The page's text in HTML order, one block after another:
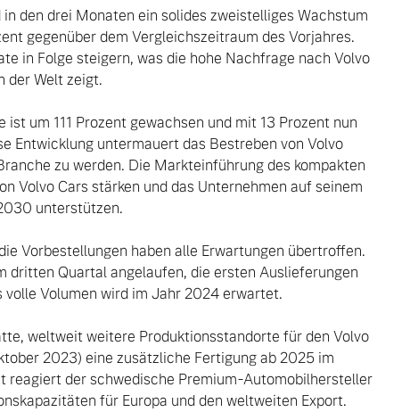
gegenüber dem Vergleichszeitraum des Vorjahres.
in Folge steigern, was die hohe Nachfrage nach Volvo
der Welt zeigt.
um 111 Prozent gewachsen und mit 13 Prozent nun
Entwicklung untermauert das Bestreben von Volvo
zu werden. Die Markteinführung des kompakten
Volvo Cars stärken und das Unternehmen auf seinem
unterstützen.
dritten Quartal angelaufen, die ersten Auslieferungen
Volumen wird im Jahr 2024 erwartet.
2023) eine zusätzliche Fertigung ab 2025 im
reagiert der schwedische Premium-Automobilhersteller
für Europa und den weltweiten Export.